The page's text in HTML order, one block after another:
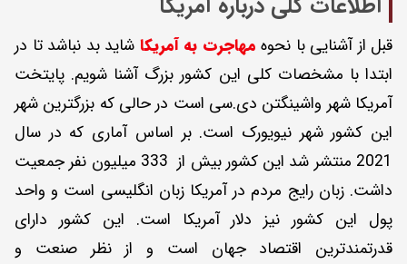
قبل از آشنایی با نحوه مهاجرت به آمریکا شاید بد نباشد تا در
ابتدا با مشخصات کلی این کشور بزرگ آشنا شویم. پایتخت
آمریکا شهر واشینگتن دی.سی است در حالی که بزرگترین شهر
این کشور شهر نیویورک است. بر اساس آماری که در سال
2021 منتشر شد این کشور بیش از 333 میلیون نفر جمعیت
داشت. زبان رایج مردم در آمریکا زبان انگلیسی است و واحد
پول این کشور نیز دلار آمریکا است. این کشور دارای
قدرتمندترین اقتصاد جهان است و از نظر صنعت و